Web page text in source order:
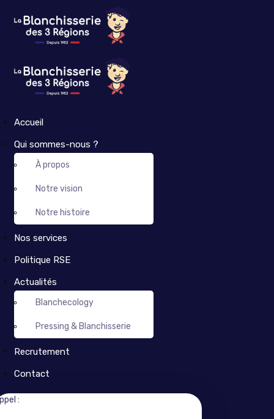
Accueil
Qui sommes-nous ?
À propos
Notre vision
Notre histoire
Nos services
Politique RSE
Actualités
Blanchecology
Pressing & Blanchisserie
Recrutement
Contact
: